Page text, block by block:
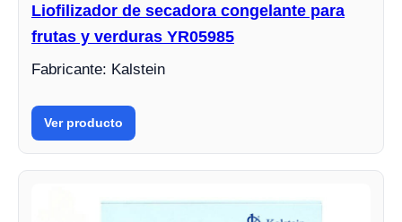
Liofilizador de secadora congelante para
frutas y verduras YR05985
Fabricante: Kalstein
Ver producto